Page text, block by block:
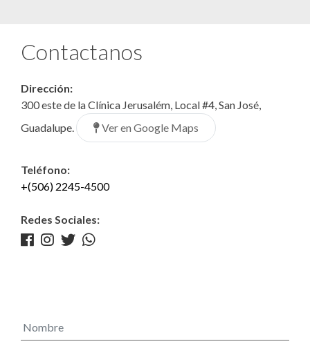
Contactanos
Dirección:
300 este de la Clínica Jerusalém, Local #4, San José,
Guadalupe.
Ver en Google Maps
Teléfono:
+(506) 2245-4500
Redes Sociales: